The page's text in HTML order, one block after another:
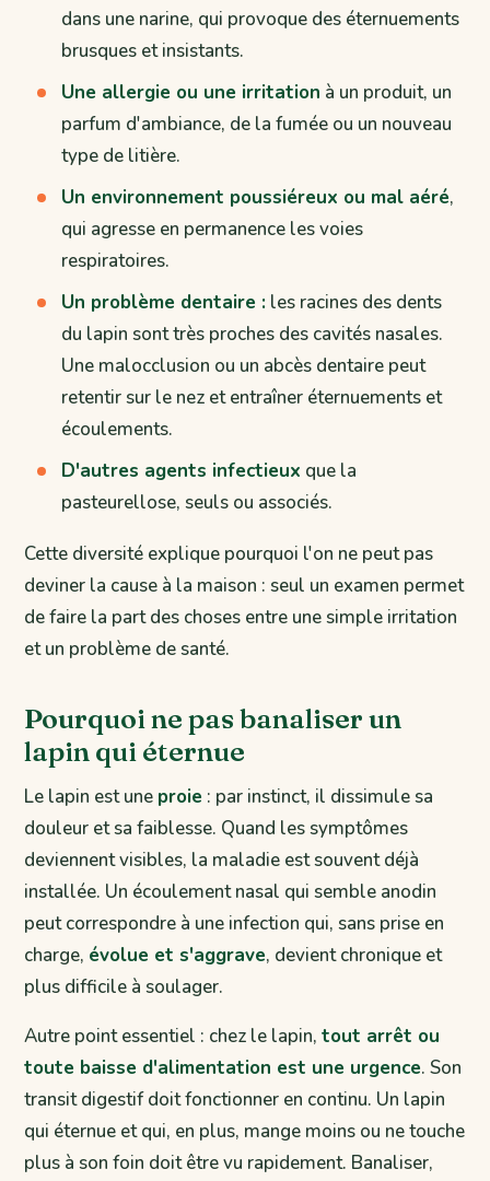
dans une narine, qui provoque des éternuements
brusques et insistants.
Une allergie ou une irritation à un produit, un
parfum d'ambiance, de la fumée ou un nouveau
type de litière.
Un environnement poussiéreux ou mal aéré,
qui agresse en permanence les voies
respiratoires.
Un problème dentaire : les racines des dents
du lapin sont très proches des cavités nasales.
Une malocclusion ou un abcès dentaire peut
retentir sur le nez et entraîner éternuements et
écoulements.
D'autres agents infectieux que la
pasteurellose, seuls ou associés.
Cette diversité explique pourquoi l'on ne peut pas
deviner la cause à la maison : seul un examen permet
de faire la part des choses entre une simple irritation
et un problème de santé.
Pourquoi ne pas banaliser un
lapin qui éternue
Le lapin est une proie : par instinct, il dissimule sa
douleur et sa faiblesse. Quand les symptômes
deviennent visibles, la maladie est souvent déjà
installée. Un écoulement nasal qui semble anodin
peut correspondre à une infection qui, sans prise en
charge, évolue et s'aggrave, devient chronique et
plus difficile à soulager.
Autre point essentiel : chez le lapin, tout arrêt ou
toute baisse d'alimentation est une urgence. Son
transit digestif doit fonctionner en continu. Un lapin
qui éternue et qui, en plus, mange moins ou ne touche
plus à son foin doit être vu rapidement. Banaliser,